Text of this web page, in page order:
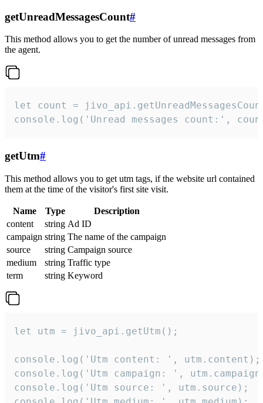
getUnreadMessagesCount#
This method allows you to get the number of unread messages from
the agent.
let count =
console.log('Unread messages count:',
getUtm#
This method allows you to get utm tags, if the website url contained
them at the time of the visitor's first site visit.
Name Type
Description
content
string Ad ID
campaign string The name of the campaign
source
string Campaign source
medium
string Traffic type
term
string Keyword
let utm = jivo_api.getUtm();
console.log('Utm content: ', utm.content);
console.log('Utm campaign: ',
console.log('Utm source: ', utm.source);